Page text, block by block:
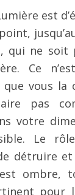
est
qui ne soit
Ce
vous la
pas
votre
Le
détruire et
ombre,
pour